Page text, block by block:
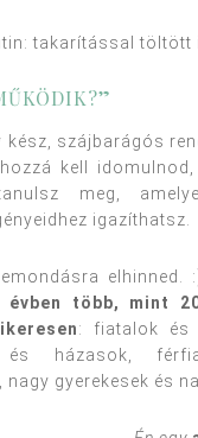
kész, szájbarágós
kell
meg,
igazíthatsz.
elhinned.
több, mint
: fiatalok és
és házasok,
nagy gyerekesek és